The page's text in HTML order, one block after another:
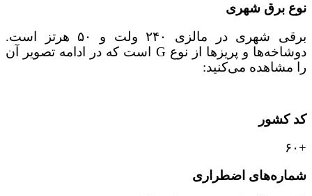
نوع برق شهری
برقی شهری در مالزی ۲۴۰ ولت و ۵۰ هرتز است.
دوشاخه‌ها و پریزها از نوع G است که در ادامه تصویر آن
را مشاهده می‌کنید:
کد کشور
+۶۰
شماره‌های اضطراری